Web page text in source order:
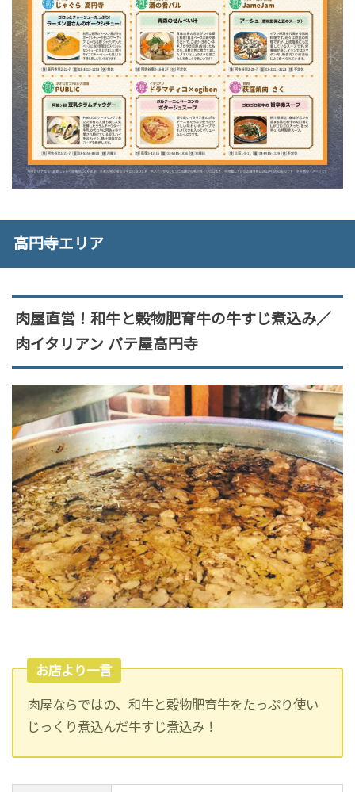
高円寺エリア
肉屋直営！和牛と穀物肥育牛の牛すじ煮込み／
肉イタリアン パテ屋高円寺
お店より一言
肉屋ならではの、和牛と穀物肥育牛をたっぷり使い
じっくり煮込んだ牛すじ煮込み！